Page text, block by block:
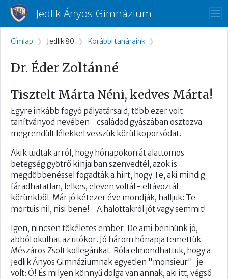
Ugrás a tartalomra
Jedlik Ányos Gimnázium
Morzsa
Címlap Jedlik 80 Korábbi tanáraink
Dr. Éder Zoltánné
Tisztelt Márta Néni, kedves Márta!
Egyre inkább fogyó pályatársaid, több ezer volt
tanítványod nevében - családod gyászában osztozva
megrendült lélekkel vesszük körül koporsódat.​​
Akik tudtak arról, hogy hónapokon át alattomos
betegség gyötrő kínjaiban szenvedtél, azok is
megdöbbenéssel fogadták a hírt, hogy Te, aki mindig
fáradhatatlan,​ lelkes, eleven voltál - eltávoztál
körünkből. Már jó kétezer éve mondják, halljuk: Te
mortuis nil, nisi bene! - A halottakról jót vagy semmit!
Igen, nincsen tökéletes ember. De ami bennünk jó,
abból okulhat az utókor. Jó három hónapja temettük
Mészáros Zsolt kollegánkat. Róla elmondhattuk, hogy a
Je​​dlik Ányos Gimnáziumnak egyetlen "monsieur"-je
volt: Ó! És milyen könnyű dolga van annak, aki itt, végső